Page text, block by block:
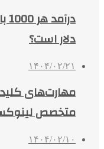
دلار است؟
۱۴۰۴/۰۲/۲۱
مهارت‌های
متخصص
۱۴۰۴/۰۲/۱۰